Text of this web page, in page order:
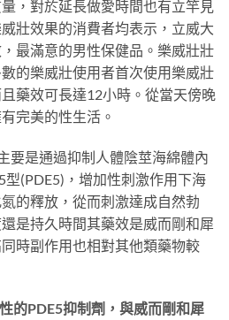
，對於延長做愛時間也有立竿見
壯效果的消費者均表示，立威大
最滿意的男性保健品。樂威壯壯
的樂威壯使用者首次使用樂威壯
藥效可長達12小時。從當天傍晚
完美的性生活。
要是通過抑制人體陰莖海綿體內
(PDE5)，增加性刺激作用下海
的釋放，從而刺激達成自然勃
是持久時間其藥效是威而剛和犀
時副作用也相對其他類藥物較
的PDE5抑制劑，與威而剛和犀